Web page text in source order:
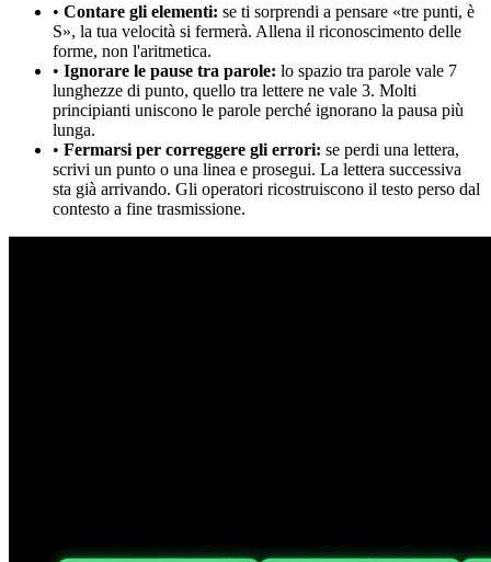
• Contare gli elementi: se ti sorprendi a pensare «tre punti, è
S», la tua velocità si fermerà. Allena il riconoscimento delle
forme, non l'aritmetica.
• Ignorare le pause tra parole: lo spazio tra parole vale 7
lunghezze di punto, quello tra lettere ne vale 3. Molti
principianti uniscono le parole perché ignorano la pausa più
lunga.
• Fermarsi per correggere gli errori: se perdi una lettera,
scrivi un punto o una linea e prosegui. La lettera successiva
sta già arrivando. Gli operatori ricostruiscono il testo perso dal
contesto a fine trasmissione.